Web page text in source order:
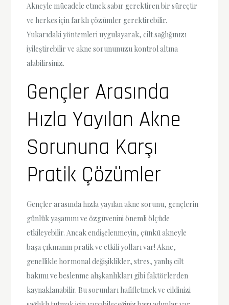
Akneyle mücadele etmek sabır gerektiren bir süreçtir
ve herkes için farklı çözümler gerektirebilir.
Yukarıdaki yöntemleri uygulayarak, cilt sağlığınızı
iyileştirebilir ve akne sorununuzu kontrol altına
alabilirsiniz.
Gençler Arasında
Hızla Yayılan Akne
Sorununa Karşı
Pratik Çözümler
Gençler arasında hızla yayılan akne sorunu, gençlerin
günlük yaşamını ve özgüvenini önemli ölçüde
etkileyebilir. Ancak endişelenmeyin, çünkü akneyle
başa çıkmanın pratik ve etkili yolları var! Akne,
genellikle hormonal değişiklikler, stres, yanlış cilt
bakımı ve beslenme alışkanlıkları gibi faktörlerden
kaynaklanabilir. Bu sorunları hafifletmek ve cildinizi